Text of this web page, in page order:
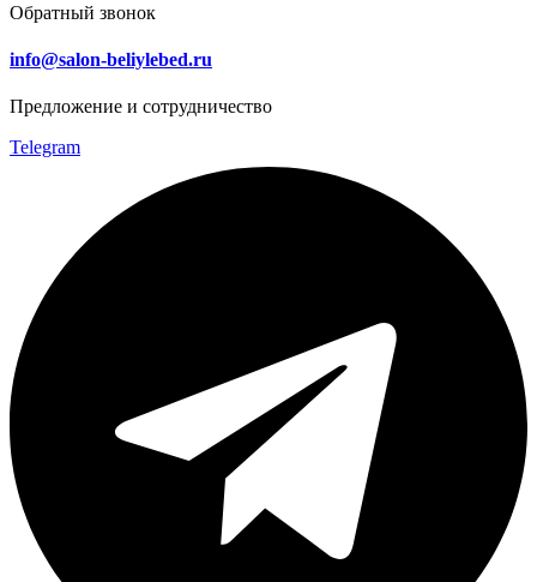
Обратный звонок
info@salon-beliylebed.ru
Предложение и сотрудничество
Telegram